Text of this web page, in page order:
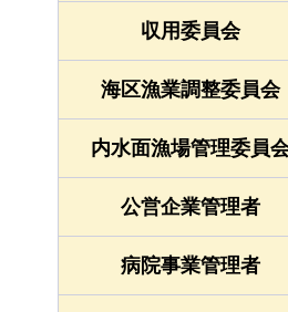
収用委員会
海区漁業調整委員会
内水面漁場管理委員
公営企業管理者
病院事業管理者